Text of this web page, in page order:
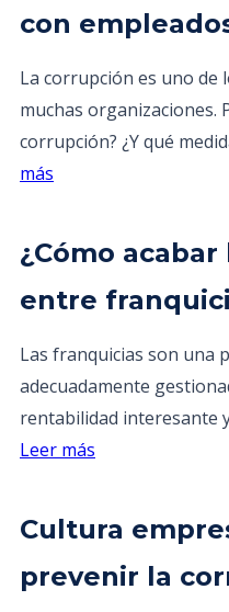
con
La corrupción es uno de
muchas organizaciones.
corrupción? ¿Y qué
más
¿Cómo
entre
Las franquicias son una
adecuadamente
rentabilidad interesante
Leer más
Cultura
prevenir la